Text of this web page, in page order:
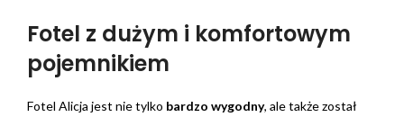
Fotel z dużym i komfortowym
pojemnikiem
Fotel Alicja jest nie tylko bardzo wygodny, ale także został